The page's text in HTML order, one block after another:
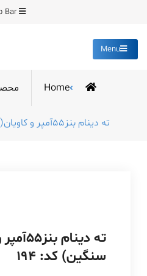
content
Top Bar
Menu
Home
ته دینام بنز55آمپر و کاویان(خودرو سنگین) کد: 194
ته
سنگین) کد: 194